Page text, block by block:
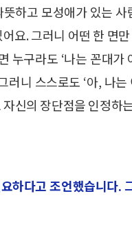
하고 모성애가 있는
요. 그러니 어떤 한 면
누구라도 ‘나는 꼰대가
니 스스로도 ‘아, 나
신의 장단점을 인정하
하다고 조언했습니다.